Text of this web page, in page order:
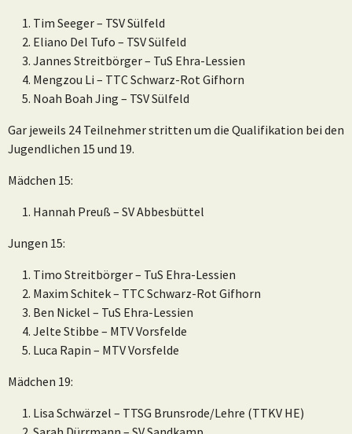
Tim Seeger – TSV Sülfeld
Eliano Del Tufo – TSV Sülfeld
Jannes Streitbörger – TuS Ehra-Lessien
Mengzou Li – TTC Schwarz-Rot Gifhorn
Noah Boah Jing – TSV Sülfeld
Gar jeweils 24 Teilnehmer stritten um die Qualifikation bei den
Jugendlichen 15 und 19.
Mädchen 15:
Hannah Preuß – SV Abbesbüttel
Jungen 15:
Timo Streitbörger – TuS Ehra-Lessien
Maxim Schitek – TTC Schwarz-Rot Gifhorn
Ben Nickel – TuS Ehra-Lessien
Jelte Stibbe – MTV Vorsfelde
Luca Rapin – MTV Vorsfelde
Mädchen 19:
Lisa Schwärzel – TTSG Brunsrode/Lehre (TTKV HE)